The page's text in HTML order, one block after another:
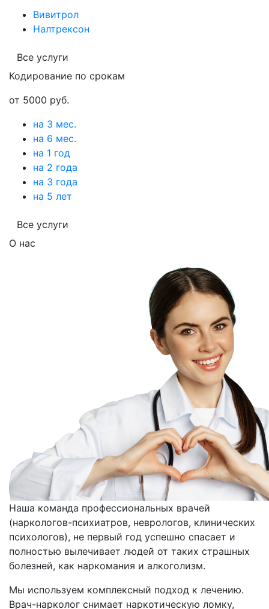
Вивитрол
Налтрексон
Все услуги
Кодирование по срокам
от 5000 руб.
на 3 мес.
на 6 мес.
на 1 год
на 2 года
на 3 года
на 5 лет
Все услуги
О нас
Наша команда профессиональных врачей
(наркологов-психиатров, неврологов, клинических
психологов), не первый год успешно спасает и
полностью вылечивает людей от таких страшных
болезней, как наркомания и алкоголизм.
Мы используем комплексный подход к лечению.
Врач-нарколог снимает наркотическую ломку,